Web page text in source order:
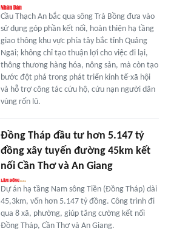
Cầu Thạch An bắc qua sông Trà Bồng đưa vào
sử dụng góp phần kết nối, hoàn thiện hạ tầng
giao thông khu vực phía tây bắc tỉnh Quảng
Ngãi; không chỉ tạo thuận lợi cho việc đi lại,
thông thương hàng hóa, nông sản, mà còn tạo
bước đột phá trong phát triển kinh tế-xã hội
và hỗ trợ công tác cứu hộ, cứu nạn người dân
vùng rốn lũ.
Đồng Tháp đầu tư hơn 5.147 tỷ
đồng xây tuyến đường 45km kết
nối Cần Thơ và An Giang
Dự án hạ tầng Nam sông Tiền (Đồng Tháp) dài
45,3km, vốn hơn 5.147 tỷ đồng. Công trình đi
qua 8 xã, phường, giúp tăng cường kết nối
Đồng Tháp, Cần Thơ và An Giang.